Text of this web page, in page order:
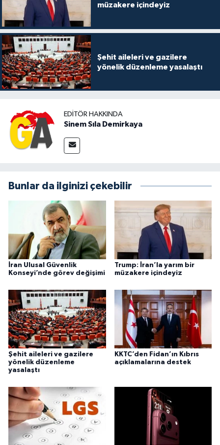
müzakere içindeyiz
Şehit aileleri ve gazilere
yönelik düzenleme yasalaştı
EDITÖR HAKKINDA
Sinem Sıla Demirkaya
Bunlar da ilginizi çekebilir
İran Ulusal Güvenlik
Konseyi’nde görev değişimi
Trump: İran’la yarım bir
müzakere içindeyiz
Şehit aileleri ve gazilere
yönelik düzenleme
yasalaştı
KKTC’den Fidan’ın Kıbrıs
açıklamalarına destek